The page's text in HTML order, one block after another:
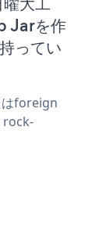
Jarを作
ってい
はforeign
rock-